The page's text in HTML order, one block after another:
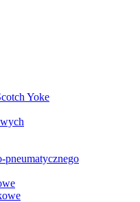
Yoke
pneumatycznego